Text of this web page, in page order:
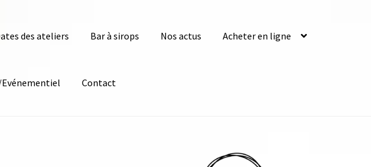
des ateliers Bar à sirops Nos actus Acheter en ligne
Contact